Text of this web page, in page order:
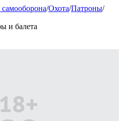
/Охота/Патроны/
и балета